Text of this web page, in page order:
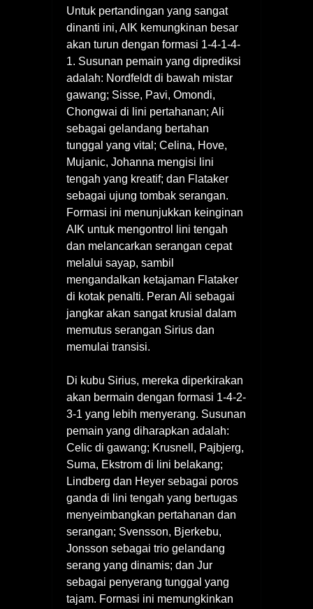
Untuk pertandingan yang sangat
dinanti ini, AIK kemungkinan besar
akan turun dengan formasi 1-4-1-4-
1. Susunan pemain yang diprediksi
adalah: Nordfeldt di bawah mistar
gawang; Sisse, Pavi, Omondi,
Chongwai di lini pertahanan; Ali
sebagai gelandang bertahan
tunggal yang vital; Celina, Hove,
Mujanic, Johanna mengisi lini
tengah yang kreatif; dan Flataker
sebagai ujung tombak serangan.
Formasi ini menunjukkan keinginan
AIK untuk mengontrol lini tengah
dan melancarkan serangan cepat
melalui sayap, sambil
mengandalkan ketajaman Flataker
di kotak penalti. Peran Ali sebagai
jangkar akan sangat krusial dalam
memutus serangan Sirius dan
memulai transisi.
Di kubu Sirius, mereka diperkirakan
akan bermain dengan formasi 1-4-2-
3-1 yang lebih menyerang. Susunan
pemain yang diharapkan adalah:
Celic di gawang; Krusnell, Pajbjerg,
Suma, Ekstrom di lini belakang;
Lindberg dan Heyer sebagai poros
ganda di lini tengah yang bertugas
menyeimbangkan pertahanan dan
serangan; Svensson, Bjerkebu,
Jonsson sebagai trio gelandang
serang yang dinamis; dan Jur
sebagai penyerang tunggal yang
tajam. Formasi ini memungkinkan